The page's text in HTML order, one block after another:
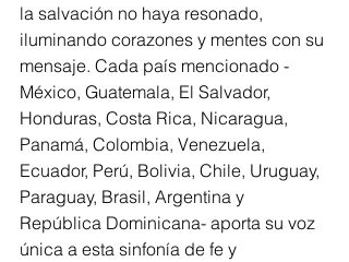
la salvación no haya resonado,
iluminando corazones y mentes con su
mensaje. Cada país mencionado -
México, Guatemala, El Salvador,
Honduras, Costa Rica, Nicaragua,
Panamá, Colombia, Venezuela,
Ecuador, Perú, Bolivia, Chile, Uruguay,
Paraguay, Brasil, Argentina y
República Dominicana- aporta su voz
única a esta sinfonía de fe y